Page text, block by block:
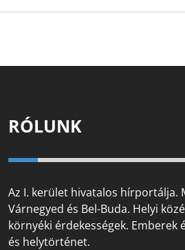
RÓLUNK
Az I. kerület hivatalos hírportálja.
Várnegyed és Bel-Buda. Helyi
környéki érdekességek. Emberek
és helytörténet.